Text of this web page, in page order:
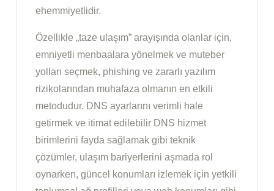
ehemmiyetlidir.
Özellikle „taze ulaşım” arayışında olanlar için,
emniyetli menbaalara yönelmek ve muteber
yolları seçmek, phishing ve zararlı yazılım
rizikolarından muhafaza olmanın en etkili
metodudur. DNS ayarlarını verimli hale
getirmek ve itimat edilebilir DNS hizmet
birimlerini fayda sağlamak gibi teknik
çözümler, ulaşım bariyerlerini aşmada rol
oynarken, güncel konumları izlemek için yetkili